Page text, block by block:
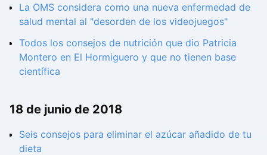
La OMS considera como una nueva enfermedad de
salud mental al "desorden de los videojuegos"
Todos los consejos de nutrición que dio Patricia
Montero en El Hormiguero y que no tienen base
científica
18 de junio de 2018
Seis consejos para eliminar el azúcar añadido de tu
dieta